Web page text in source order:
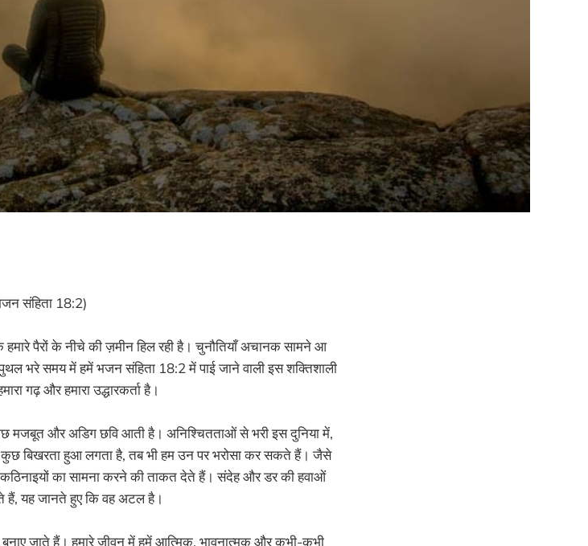
संहिता 18:2)
पैरों के नीचे की ज़मीन हिल रही है। चुनौतियाँ अचानक सामने आ
भरे समय में हमें भजन संहिता 18:2 में पाई जाने वाली इस शक्तिशाली
गढ़ और हमारा उद्धारकर्ता है।
मजबूत और अडिग छवि आती है। अनिश्चितताओं से भरी इस दुनिया में,
बिखरता हुआ लगता है, तब भी हम उन पर भरोसा कर सकते हैं। जैसे
का सामना करने की ताकत देते हैं। संदेह और डर की हवाओं
यह जानते हुए कि वह अटल है।
जाते हैं। हमारे जीवन में हमें आत्मिक, भावनात्मक और कभी-कभी